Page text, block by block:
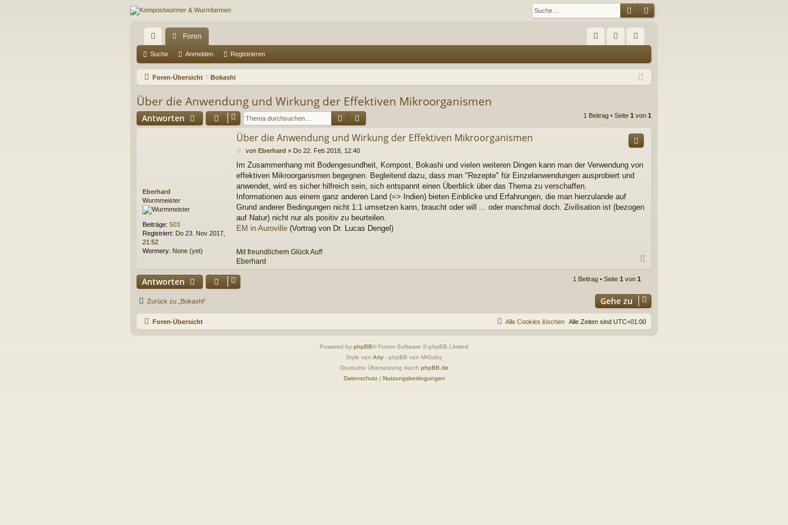
SucheErweiterte Suche
ch
ne
ug
riff
Foren
Q m ist
Suche Anmelden Registrieren
Foren-Übersicht Bokashi
Über die Anwendung und Wirkung der Effektiven Mikroorganismen
Antworten Suche 1 Beitrag • Seite 1 von 1
Eberhard
Wurmmeister
Beiträge: 503
Registriert: Do 23. Nov 2017,
21:52
Wormery: None (yet)
Über die Anwendung und Wirkung der Effektiven Mikroorganismen
B
i
t
r
a
von Eberhard » Do 22. Feb 2018, 12:40
Im Zusammenhang mit Bodengesundheit, Kompost, Bokashi und vielen weiteren Dingen kann man der Verwendung von
effektiven Mikroorganismen begegnen. Begleitend dazu, dass man "Rezepte" für Einzelanwendungen ausprobiert und
anwendet, wird es sicher hilfreich sein, sich entspannt einen Überblick über das Thema zu verschaffen.
Informationen aus einem ganz anderen Land (=> Indien) bieten Einblicke und Erfahrungen, die man hierzulande auf
Grund anderer Bedingungen nicht 1:1 umsetzen kann, braucht oder will ... oder manchmal doch. Zivilisation ist (bezogen
auf Natur) nicht nur als positiv zu beurteilen.
EM in Auroville (Vortrag von Dr. Lucas Dengel)
Mit freundlichem Glück Auf!
Eberhard
o
b
e
Antworten 1 Beitrag • Seite 1 von 1
Zurück zu „Bokashi“ Gehe zu
Foren-Übersicht Alle Zeiten sind UTC+01:00
Alle Cookies löschen
Powered by phpBB® Forum Software © phpBB Limited
Style von Arty - phpBB von MrGaby
Deutsche Übersetzung durch phpBB.de
Datenschutz| Nutzungsbedingungen